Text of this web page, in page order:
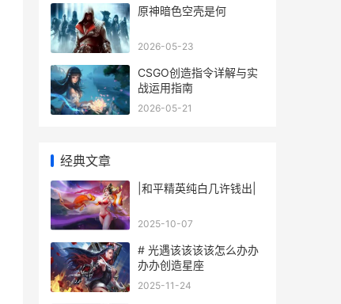
原神暗色空壳是何
2026-05-23
CSGO创造指令详解与实
战运用指南
2026-05-21
经典文章
|和平精英纯白几许钱出|
2025-10-07
# 光遇该该该该怎么办办
办办创造星座
2025-11-24